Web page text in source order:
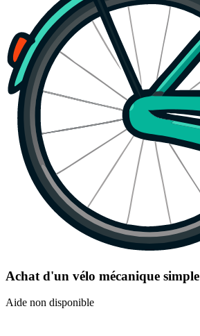
Achat d'un vélo mécanique simple
Aide non disponible